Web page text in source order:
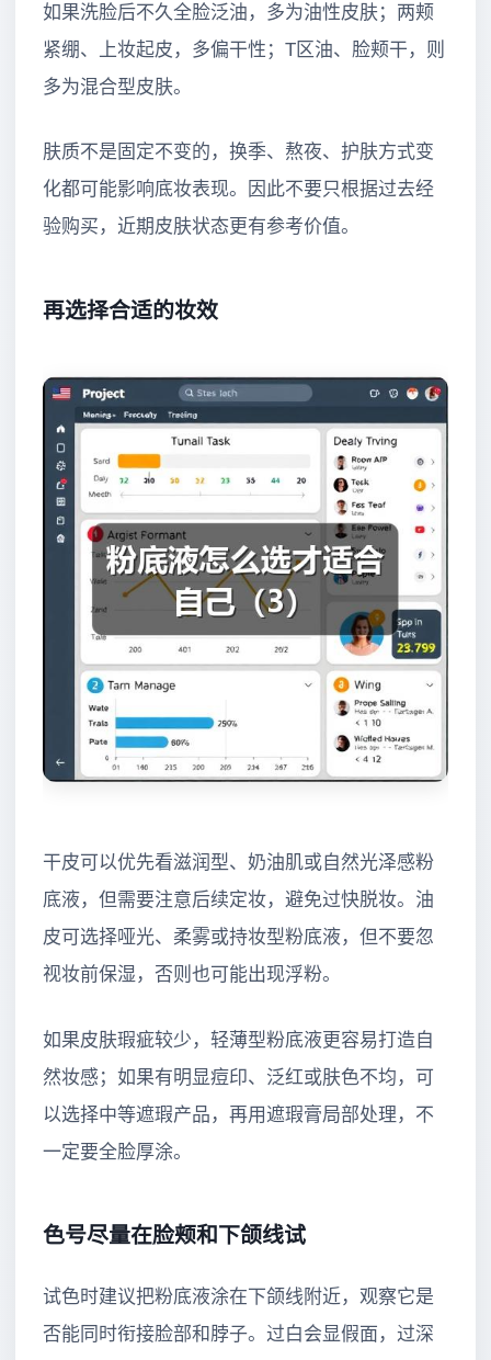
如果洗脸后不久全脸泛油，多为油性皮肤；两颊
紧绷、上妆起皮，多偏干性；T区油、脸颊干，则
多为混合型皮肤。
肤质不是固定不变的，换季、熬夜、护肤方式变
化都可能影响底妆表现。因此不要只根据过去经
验购买，近期皮肤状态更有参考价值。
再选择合适的妆效
干皮可以优先看滋润型、奶油肌或自然光泽感粉
底液，但需要注意后续定妆，避免过快脱妆。油
皮可选择哑光、柔雾或持妆型粉底液，但不要忽
视妆前保湿，否则也可能出现浮粉。
如果皮肤瑕疵较少，轻薄型粉底液更容易打造自
然妆感；如果有明显痘印、泛红或肤色不均，可
以选择中等遮瑕产品，再用遮瑕膏局部处理，不
一定要全脸厚涂。
色号尽量在脸颊和下颌线试
试色时建议把粉底液涂在下颌线附近，观察它是
否能同时衔接脸部和脖子。过白会显假面，过深